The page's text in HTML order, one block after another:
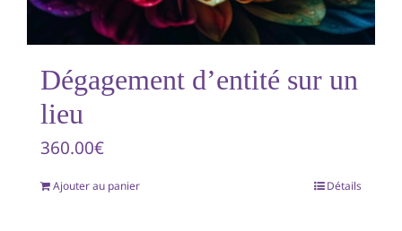
Dégagement d’entité sur un
lieu
360.00€
Ajouter au panier Détails